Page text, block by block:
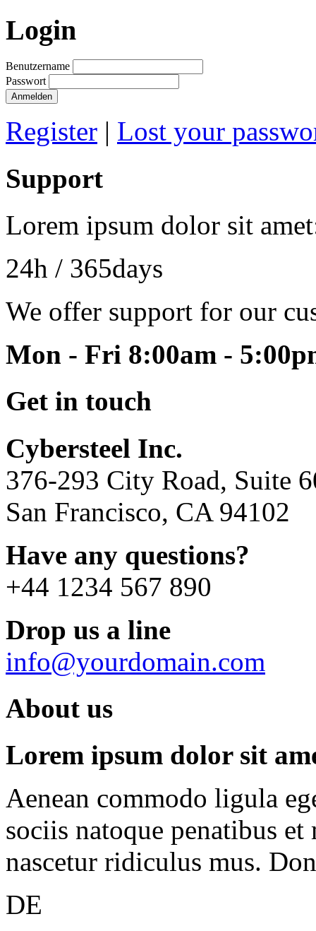
Login
Benutzername
Passwort
Anmelden
Register | Lost your
Support
Lorem ipsum dolor sit
24h / 365days
We offer support for our
Mon - Fri 8:00am -
Get in touch
Cybersteel Inc.
376-293 City Road, Suite
San Francisco, CA 94102
Have any questions?
+44 1234 567 890
Drop us a line
info@yourdomain.com
About us
Lorem ipsum dolor sit
Aenean commodo ligula
sociis natoque penatibus
nascetur ridiculus mus.
DE